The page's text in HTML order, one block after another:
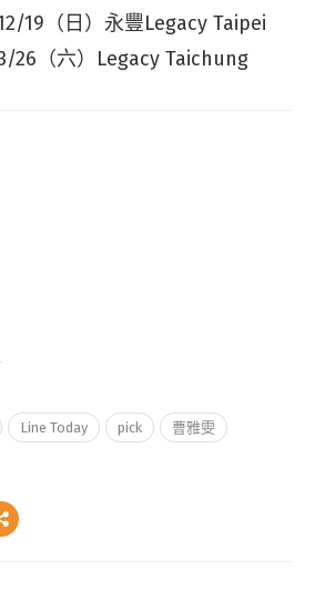
19（日）永豐Legacy Taipei
26（六）Legacy Taichung
Line Today pick 曹雅雯